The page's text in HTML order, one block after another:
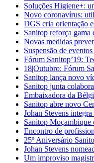
Soluções Higiene+:
Novo coronavírus:
DGS cria orientação
Sanitop reforça gama
Novas medidas
Suspensão de
Fórum Sanitop’19:
18|Outubro: Fórum
Sanitop lança novo
Sanitop junta
Embaixadora da
Sanitop abre novo
Johan Stevens
Sanitop Moçambique
Encontro de
25º Aniversário
Johan Stevens
Um improviso